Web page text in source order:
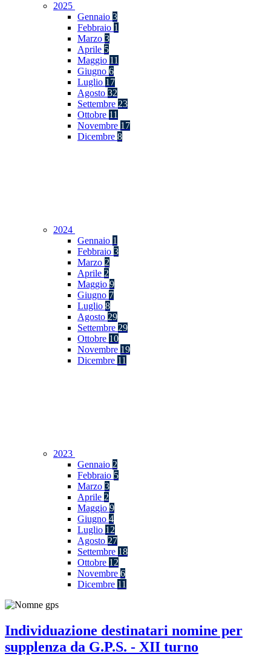
2025
Gennaio 3
Febbraio 1
Marzo 3
Aprile 5
Maggio 11
Giugno 6
Luglio 17
Agosto 32
Settembre 23
Ottobre 11
Novembre 17
Dicembre 8
2024
Gennaio 1
Febbraio 3
Marzo 2
Aprile 2
Maggio 9
Giugno 7
Luglio 8
Agosto 29
Settembre 29
Ottobre 10
Novembre 19
Dicembre 11
2023
Gennaio 2
Febbraio 5
Marzo 3
Aprile 2
Maggio 9
Giugno 4
Luglio 12
Agosto 27
Settembre 18
Ottobre 12
Novembre 6
Dicembre 11
Individuazione destinatari nomine per
supplenza da G.P.S. - XII turno